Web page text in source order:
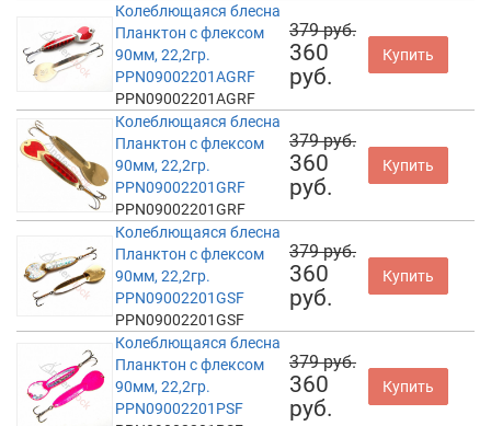
Колеблющаяся блесна
Планктон с флексом
90мм, 22,2гр.
PPN09002201AGRF
PPN09002201AGRF
379 руб.
360
руб.
Купить
Колеблющаяся блесна
Планктон с флексом
90мм, 22,2гр.
PPN09002201GRF
PPN09002201GRF
379 руб.
360
руб.
Купить
Колеблющаяся блесна
Планктон с флексом
90мм, 22,2гр.
PPN09002201GSF
PPN09002201GSF
379 руб.
360
руб.
Купить
Колеблющаяся блесна
Планктон с флексом
90мм, 22,2гр.
PPN09002201PSF
379 руб.
360
руб.
Купить